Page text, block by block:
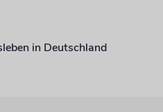
in Deutschland